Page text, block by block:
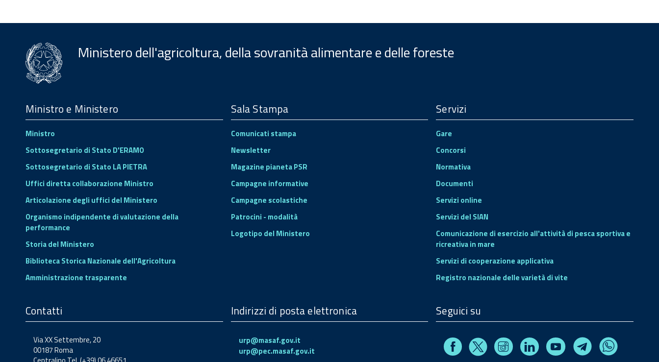
Ministero dell'agricoltura, della sovranità alimentare e delle foreste
Footer
Ministro e Ministero
Ministro
Sottosegretario di Stato D'ERAMO
Sottosegretario di Stato LA PIETRA
Uffici diretta collaborazione Ministro
Articolazione degli uffici del Ministero
Organismo indipendente di valutazione della
performance
Storia del Ministero
Biblioteca Storica Nazionale dell'Agricoltura
Amministrazione trasparente
Sala Stampa
Comunicati stampa
Newsletter
Magazine pianeta PSR
Campagne informative
Campagne scolastiche
Patrocini - modalità
Logotipo del Ministero
Servizi
Gare
Concorsi
Normativa
Documenti
Servizi online
Servizi del SIAN
Comunicazione di esercizio all'attività di pesca sportiva e
ricreativa in mare
Servizi di cooperazione applicativa
Registro nazionale delle varietà di vite
Contatti
Via XX Settembre, 20
00187 Roma
Indirizzi di posta elettronica
urp@masaf.gov.it
urp@pec.masaf.gov.it
Seguici su
Facebook
X InstagramLinkedinYoutube TelegramWhatsapp